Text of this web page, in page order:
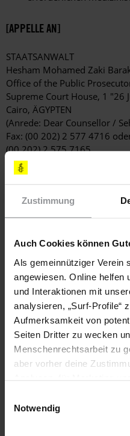
Zustimmung
Auch Cookies können
Als gemeinnütziger Verein
angewiesen. Online helfen
und Interaktionen mit
analysieren, „Surf-Profile“
Aufmerksamkeit von
Seiten Dritter zu wecken
Menschenrechtsarbeit zu
aber vorher deine
wieder ändern. Diesen
Notwendig
[APPELLE AN]
STAATSANWALT
Hesham Mohamed Zaki
Office of the Public
Supreme Court House, 1 "26
Cairo, ÄGYPTEN
(Anrede: Dear Counsellor /
Fax: (00 202) 2 577 4716
(00 202) 2 575 7165
(nur während der Bürozeiten,
ÜBERGANGSPRÄSIDENT
Adly Mahmoud Mansour
Cairo, ÄGYPTEN
(Anrede: Your Excellency /
Fax: (00 202) 2 391 1441
KOPIEN AN
MENSCHENRECHTE IM
Mahy Hassan Abdel Latif
Multilateral Affairs and
of Foreign Affairs
Corniche al-Nil, Cairo,
BOTSCHAFT DER